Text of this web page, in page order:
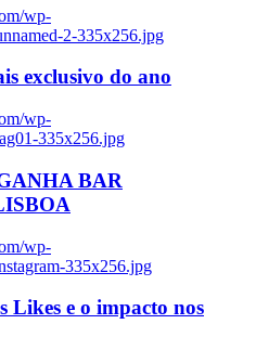
wp-
2-335x256.jpg
exclusivo do ano
wp-
335x256.jpg
BAR
wp-
335x256.jpg
Likes e o impacto nos